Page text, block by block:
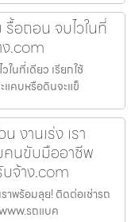
อถอน จบไวในที่
.com
นที่เดียว เรียกใช้
แคบหรือดินจะแข็
งานเร่ง เรา
คนขับมืออาชีพ
จ้าง.com
าพร้อมลุย! ติดต่อเช่ารถ
รถแบค